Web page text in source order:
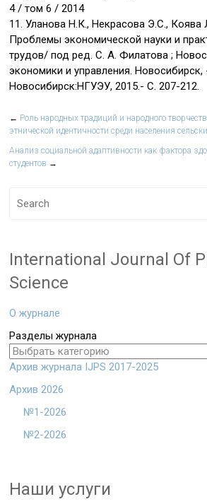
4 / том 6 / 2014
11. Уланова Н.К., Некрасова Э.С., Коява
Проблемы экономической науки и
трудов/ под ред. С. А. Филатова ;
экономики и управления. Новосибирск,
Новосибирск:НГУЭУ, 2015.- С. 207-212.
← Роль народных традиций и народного
этнической идентичности среди населения
Анализ социальной адаптивности как фактора
студентов →
International Journal Of
Science
О журнале
Разделы журнала
Архив журнала IJPS 2017-2025
Архив 2026
№1-2026
№2-2026
Наши услуги